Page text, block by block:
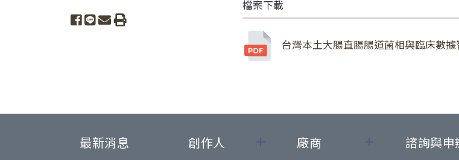
share to facebook
share to line
share to email
print
檔案下載
台灣本土大腸直腸腸道菌相與臨床數據
最新消息 創作人 廠商 諮詢與申